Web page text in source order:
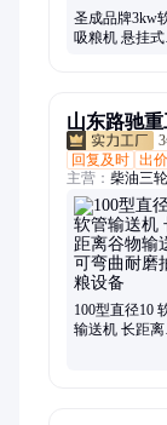
圣成品牌3kw
吸粮机 悬挂式
山东路驰
回复及时 出
主营： 柴油三
轮车、柴油四
车、四驱爬山
三轮洒水车
100型直径10
输送机 长距离